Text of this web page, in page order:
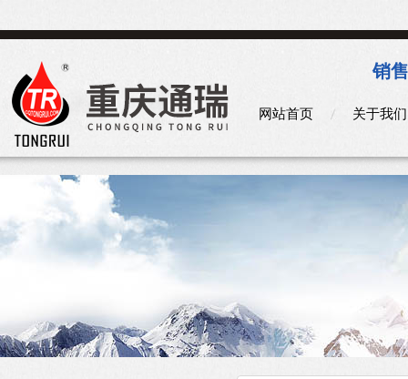
销
网站首页 关于我们